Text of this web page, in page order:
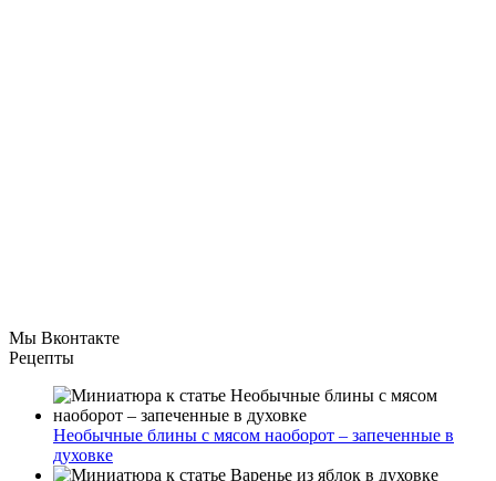
Мы Вконтакте
Рецепты
Необычные блины с мясом наоборот – запеченные в
духовке